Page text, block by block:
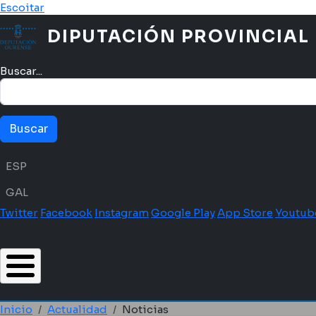
Pasar al contenido principal
Escoitar
DIPUTACIÓN PROVINCIAL
Buscar...
Menú idioma
ESP
GAL
Twitter Facebook InstagramGoogle PlayApp Store
Inicio Actualidad Noticias